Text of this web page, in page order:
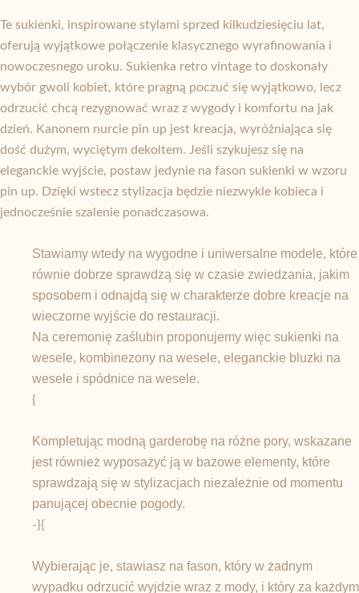
Te sukienki, inspirowane stylami sprzed kilkudziesięciu lat,
oferują wyjątkowe połączenie klasycznego wyrafinowania i
nowoczesnego uroku. Sukienka retro vintage to doskonały
wybór gwoli kobiet, które pragną poczuć się wyjątkowo, lecz
odrzucić chcą rezygnować wraz z wygody i komfortu na jak
dzień. Kanonem nurcie pin up jest kreacja, wyróżniająca się
dość dużym, wyciętym dekoltem. Jeśli szykujesz się na
eleganckie wyjście, postaw jedynie na fason sukienki w wzoru
pin up. Dzięki wstecz stylizacja będzie niezwykle kobieca i
jednocześnie szalenie ponadczasowa.
Stawiamy wtedy na wygodne i uniwersalne modele, które
równie dobrze sprawdzą się w czasie zwiedzania, jakim
sposobem i odnajdą się w charakterze dobre kreacje na
wieczorne wyjście do restauracji.
Na ceremonię zaślubin proponujemy więc sukienki na
wesele, kombinezony na wesele, eleganckie bluzki na
wesele i spódnice na wesele.
{
Kompletując modną garderobę na różne pory, wskazane
jest również wyposażyć ją w bazowe elementy, które
sprawdzają się w stylizacjach niezależnie od momentu
panującej obecnie pogody.
-}{
Wybierając je, stawiasz na fason, który w żadnym
wypadku odrzucić wyjdzie wraz z mody, i który za każdym